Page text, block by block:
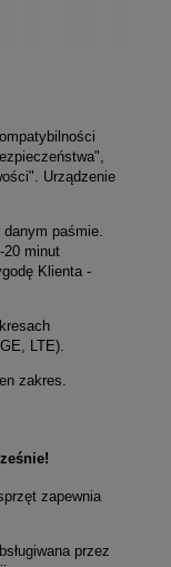
Urządzenie
paśmie.
20 minut
Klienta -
LTE).
zakres.
zapewnia
przez